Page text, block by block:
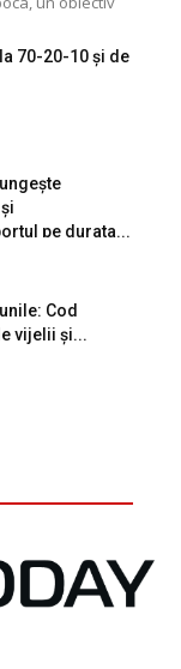
70-20-10 și de
pe durata...
Cod
vijelii și...